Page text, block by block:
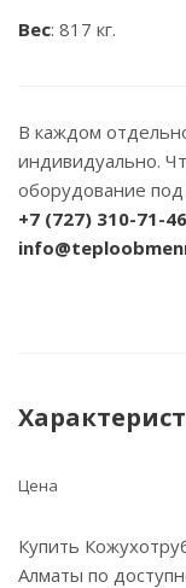
Вес: 817 кг.
В каждом
индивидуально.
оборудование
+7 (727) 310-71-46
Цена
Купить
Алматы по